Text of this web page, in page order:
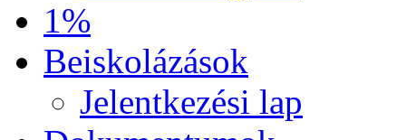
1%
Beiskolázások
Jelentkezési lap